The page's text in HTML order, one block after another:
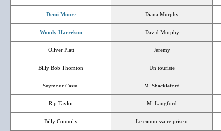
Demi Moore Diana Murphy
Woody Harrelson David Murphy
Oliver Platt Jeremy
Billy Bob Thornton Un touriste
Seymour Cassel M. Shackleford
Rip Taylor M. Langford
Billy Connolly Le commissaire priseur